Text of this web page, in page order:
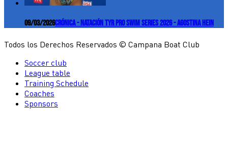
09/03/2026Crónica - Natación TYR Pro Swim Series 2026 - Agostina Hein
Todos los Derechos Reservados © Campana Boat Club
Soccer club
League table
Training Schedule
Coaches
Sponsors